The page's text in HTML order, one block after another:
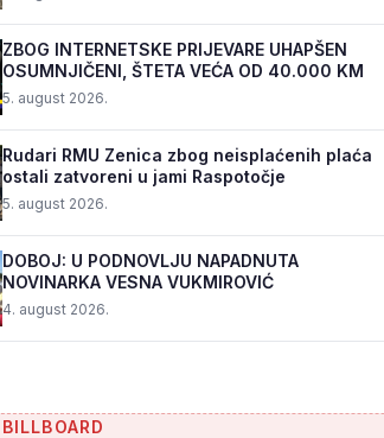
ZBOG INTERNETSKE PRIJEVARE UHAPŠEN
OSUMNJIČENI, ŠTETA VEĆA OD 40.000 KM
5. august 2026.
Rudari RMU Zenica zbog neisplaćenih plaća
ostali zatvoreni u jami Raspotočje
5. august 2026.
DOBOJ: U PODNOVLJU NAPADNUTA
NOVINARKA VESNA VUKMIROVIĆ
4. august 2026.
BILLBOARD